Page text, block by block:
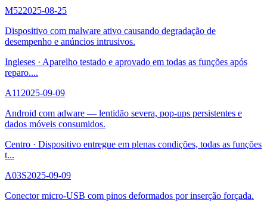
M522025-08-25
Dispositivo com malware ativo causando degradação de
desempenho e anúncios intrusivos.
Ingleses · Aparelho testado e aprovado em todas as funções após
reparo....
A11 2025-09-09
Android com adware — lentidão severa, pop-ups persistentes e
dados móveis consumidos.
Centro · Dispositivo entregue em plenas condições, todas as funções
t...
A03S2025-09-09
Conector micro-USB com pinos deformados por inserção forçada.